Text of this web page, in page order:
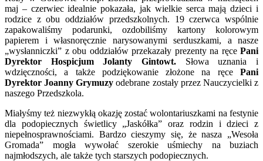
maj – czerwiec idealnie pokazała, jak wielkie serca mają dzieci i
rodzice z obu oddziałów przedszkolnych. 19 czerwca wspólnie
zapakowaliśmy podarunki, ozdobiliśmy kartony kolorowym
papierem i własnoręcznie narysowanymi serduszkami, a nasze
„wysłanniczki” z obu oddziałów przekazały prezenty na ręce Pani
Dyrektor Hospicjum Jolanty Gintowt. Słowa uznania i
wdzięczności, a także podziękowanie złożone na ręce Pani
Dyrektor Joanny Grymuzyodebrane zostały przez Nauczycielki z
naszego Przedszkola.
Miałyśmy też niezwykłą okazję zostać wolontariuszkami na festynie
dla podopiecznych świetlicy „Jaskółka” oraz rodzin i dzieci z
niepełnosprawnościami. Bardzo cieszymy się, że nasza „Wesoła
Gromada” mogła wywołać szerokie uśmiechy na buziach
najmłodszych, ale także tych starszych podopiecznych.